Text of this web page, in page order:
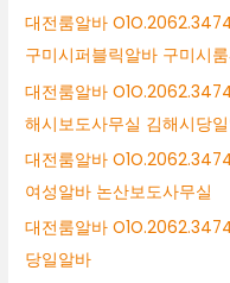
대전룸알바
구미시퍼블릭알바 구미시
대전룸알바
해시보도사무실 김해시당
대전룸알바
여성알바 논산보도사무실
대전룸알바
당일알바